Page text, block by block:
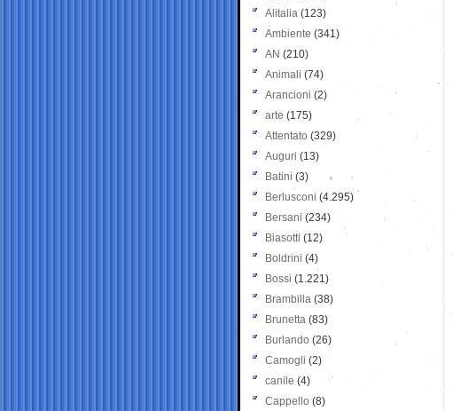
Alitalia (123)
Ambiente (341)
AN (210)
Animali (74)
Arancioni (2)
arte (175)
Attentato (329)
Auguri (13)
Batini (3)
Berlusconi (4.295)
Bersani (234)
Biasotti (12)
Boldrini (4)
Bossi (1.221)
Brambilla (38)
Brunetta (83)
Burlando (26)
Camogli (2)
canile (4)
Cappello (8)